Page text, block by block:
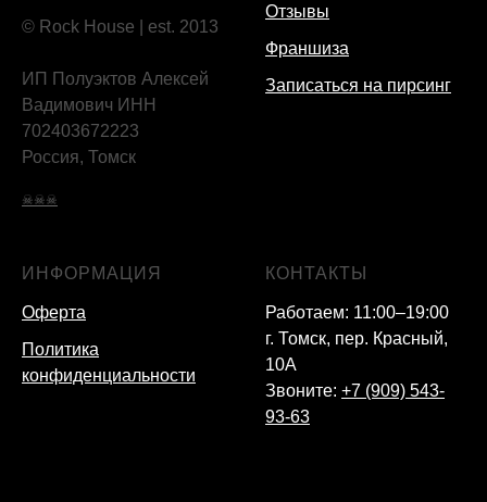
© Rock House | est. 2013
ИП Полуэктов Алексей
Вадимович ИНН
702403672223
Россия, Томск
☠☠☠
Отзывы
Франшиза
Записаться на пирсинг
ИНФОРМАЦИЯ
Оферта
Политика
конфиденциальности
КОНТАКТЫ
Работаем: 11:00–19:00
г. Томск, пер. Красный,
10А
Звоните: +7 (909) 543-
93-63